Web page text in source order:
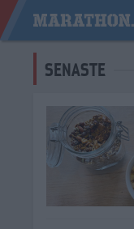
SENASTE